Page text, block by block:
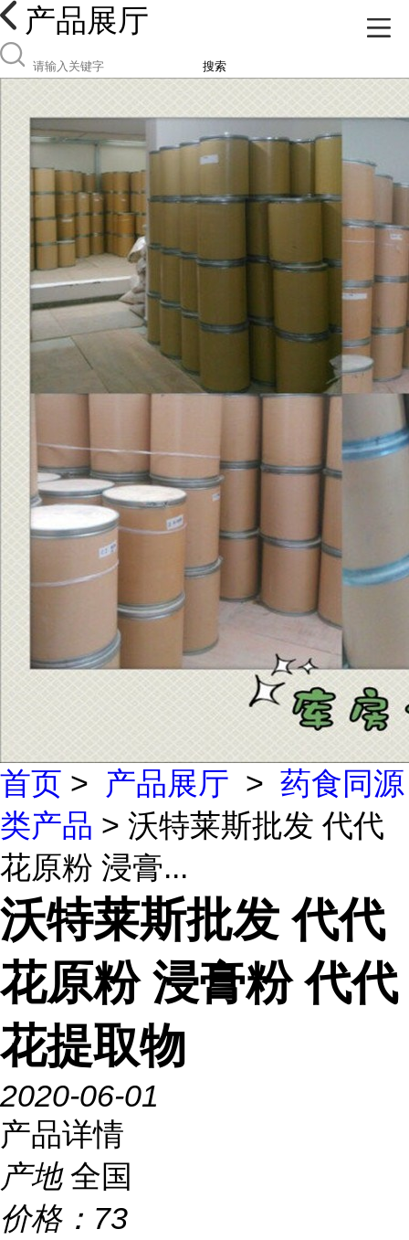
产品展厅
搜索
首页 > 产品展厅 > 药食同源
类产品 > 沃特莱斯批发 代代
花原粉 浸膏...
沃特莱斯批发 代代
花原粉 浸膏粉 代代
花提取物
2020-06-01
产品详情
产地 全国
价格： 73